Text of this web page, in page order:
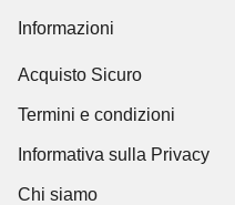
Informazioni
Acquisto Sicuro
Termini e condizioni
Informativa sulla Privacy
Chi siamo